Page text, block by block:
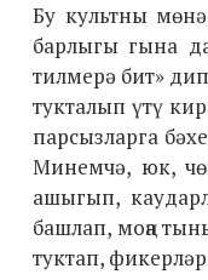
Бу культны
барлыгы гына
тилмерә бит»
тукталып үтү
парсызларга
Минемчә, юк,
ашыгып,
башлап, моңа
туктап,